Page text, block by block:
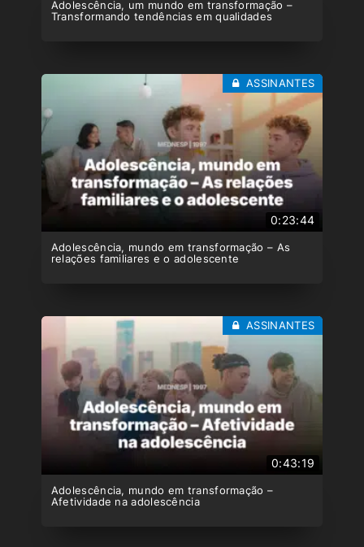
Adolescência, um mundo em transformação –
Transformando tendências em qualidades
0:23:44
Adolescência, mundo em transformação – As
relações familiares e o adolescente
ASSINANTES
0:43:19
Adolescência, mundo em transformação –
Afetividade na adolescência
ASSINANTES